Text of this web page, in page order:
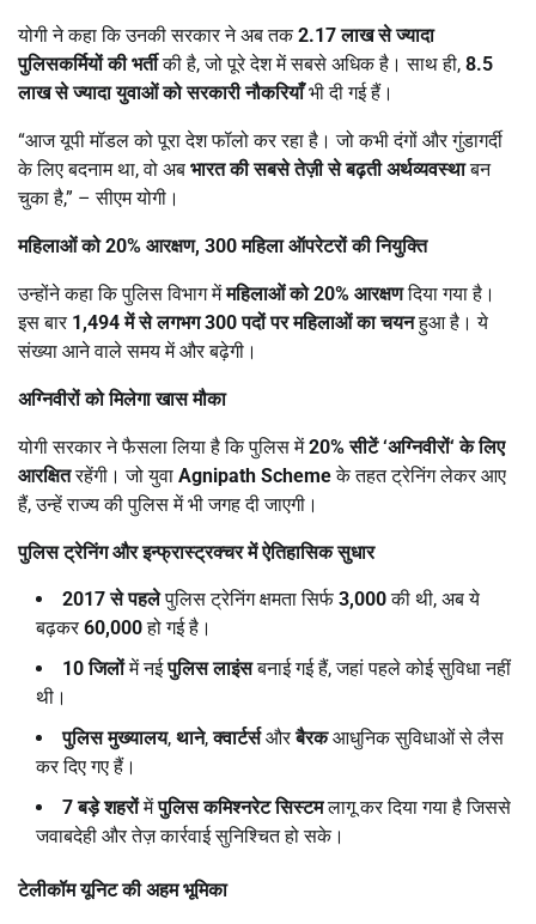
योगी ने कहा कि उनकी सरकार ने अब तक2.17लाख से ज्यादा
पुलिसकर्मियों की भर्तीकी है, जो पूरे देश में सबसे अधिक है। साथ ही, 8.5
लाख से ज्यादा युवाओं को सरकारी नौकरियाँभी दी गई हैं।
“आज यूपी मॉडल को पूरा देश फॉलो कर रहा है। जो कभी दंगों और गुंडागर्दी
के लिए बदनाम था, वो अब भारत की सबसे तेज़ी से बढ़ती अर्थव्यवस्थाबन
चुका है,” – सीएम योगी।
महिलाओं को20% आरक्षण, 300महिला ऑपरेटरों की नियुक्ति
उन्होंने कहा कि पुलिस विभाग मेंमहिलाओं को20% आरक्षणदिया गया है।
इस बार 1,494में से लगभग300पदों पर महिलाओं का चयनहुआ है। ये
संख्या आने वाले समय में और बढ़ेगी।
अग्निवीरों को मिलेगा खास मौका
योगी सरकार ने फैसला लिया है कि पुलिस में20%सीटें‘अग्निवीरों‘के लिए
आरक्षितरहेंगी। जो युवा Agnipath Schemeके तहत ट्रेनिंग लेकर आए
हैं, उन्हें राज्य की पुलिस में भी जगह दी जाएगी।
पुलिस ट्रेनिंग और इन्फ्रास्ट्रक्चर में ऐतिहासिक सुधार
2017से पहलेपुलिस ट्रेनिंग क्षमता सिर्फ 3,000की थी, अब ये
बढ़कर60,000हो गई है।
10जिलोंमें नईपुलिस लाइंसबनाई गई हैं, जहां पहले कोई सुविधा नहीं
थी।
पुलिस मुख्यालय, थाने,क्वार्टर्सऔरबैरकआधुनिक सुविधाओं से लैस
कर दिए गए हैं।
7बड़े शहरोंमेंपुलिस कमिश्नरेट सिस्टमलागू कर दिया गया है जिससे
जवाबदेही और तेज़ कार्रवाई सुनिश्चित हो सके।
टेलीकॉम यूनिट की अहम भूमिका